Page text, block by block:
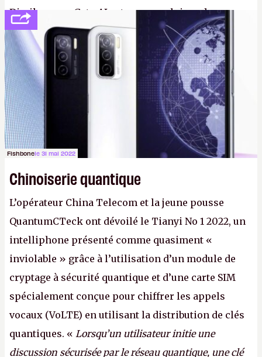
Dimikas, que Gato AI est « encore loin » de
prétendre réussir le célèbre test de Turing. (Crédit
photo : Pexels - Arthur Brognoli)
Fishbonele 31 mai 2022
Chinoiserie quantique
L’opérateur China Telecom et la jeune pousse
QuantumCTeck ont dévoilé le Tianyi No 1 2022, un
intelliphone présenté comme quasiment «
inviolable » grâce à l’utilisation d’un module de
cryptage à sécurité quantique et d’une carte SIM
spécialement conçue pour chiffrer les appels
vocaux (VoLTE) en utilisant la distribution de clés
quantiques. « Lorsqu’un utilisateur initie une
discussion sécurisée par le réseau quantique, une clé